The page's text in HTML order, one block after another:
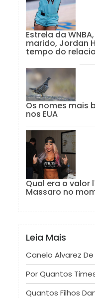
Estrela da
marido, Jordan
tempo do
Os nomes mais
nos EUA
Qual era o valor
Massaro no
Leia Mais
Canelo Alvarez De
Por Quantos
Quantos Filhos